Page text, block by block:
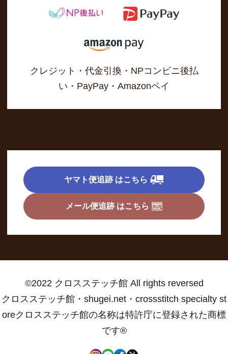
クレジット・代金引換・NPコンビニ後払
い・PayPay・Amazonペイ
ヤマト便追跡 はこちら
メール便追跡 はこちら
©2022 クロスステッチ館 All rights reversed
クロスステッチ館・shugei.net・crossstitch specialty st
oreクロスステッチ館の名称は特許庁に登録された商標
です®